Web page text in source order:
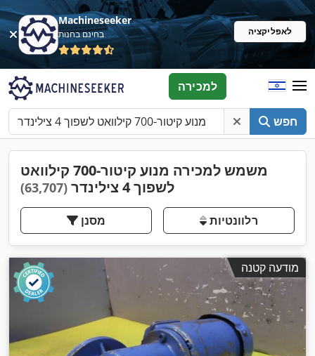
Machineseeker
בחינם בחנות לאפליקציה
חפש
למכירה
משמש למכירה מנוע קיטור-700 קילוואט
לשפוך 4 צילינדר
(63,707)
מסנן רלוונטיות
מודעה קטנה